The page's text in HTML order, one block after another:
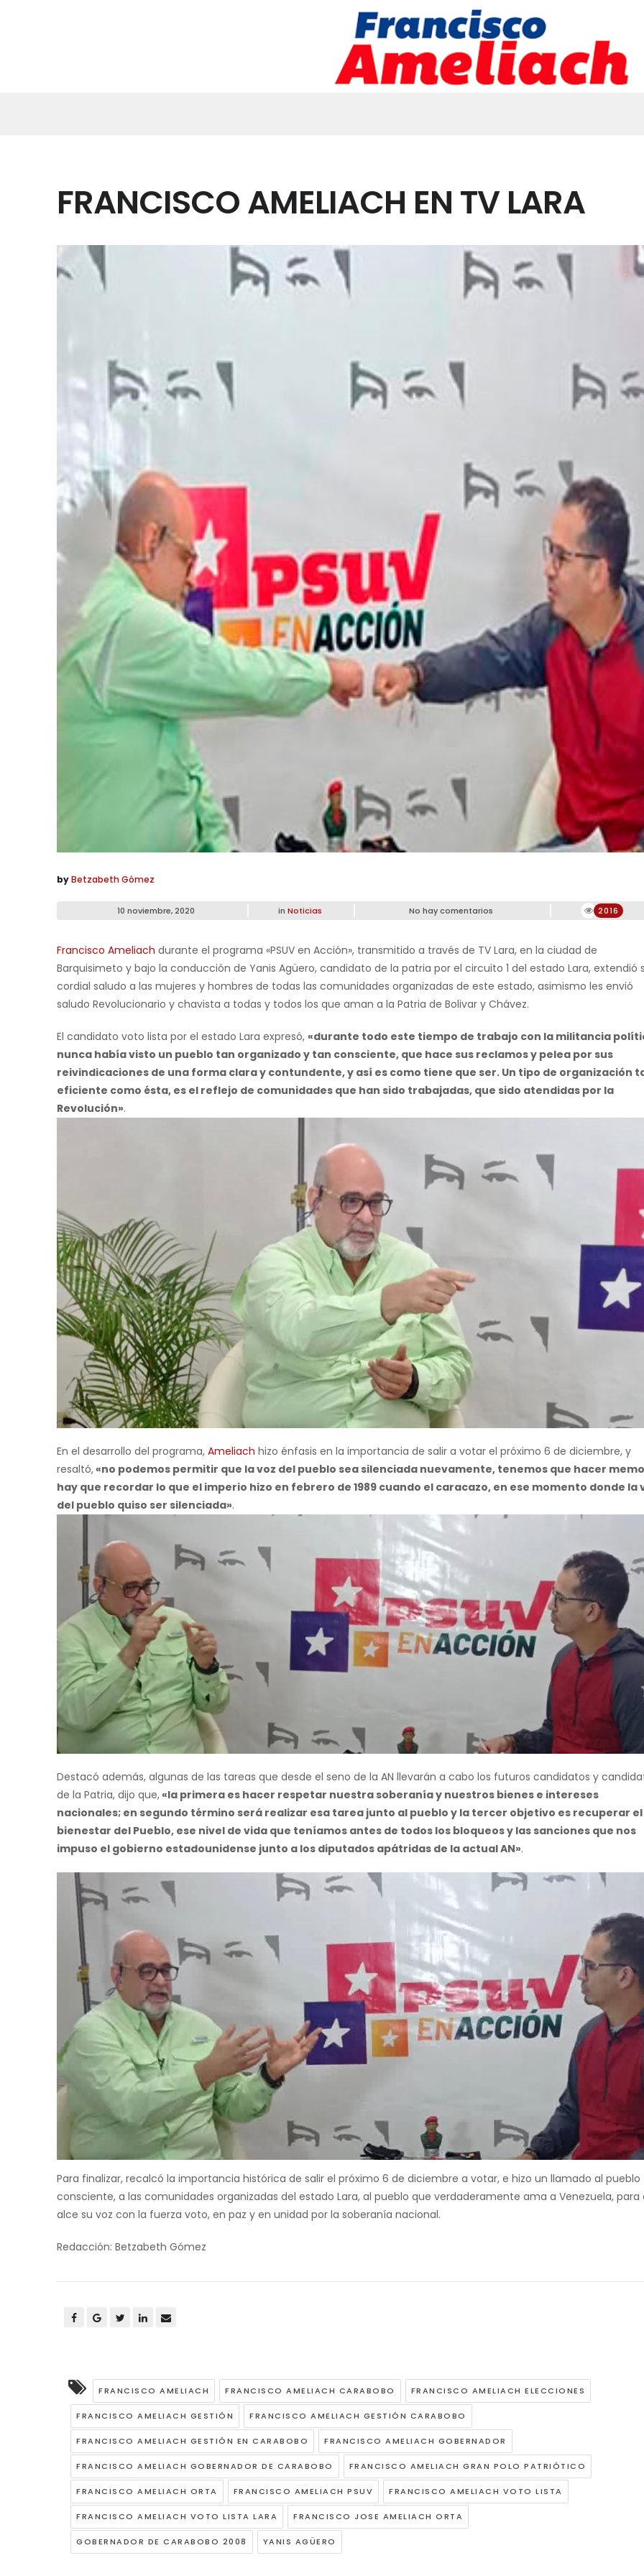
FRANCISCO AMELIACH EN TV LARA
byBetzabeth Gómez
10 noviembre, 2020 in Noticias No hay comentarios 2016
Francisco Ameliach durante el programa «PSUV en Acción», transmitido a través de TV Lara, en la ciudad de
Barquisimeto y bajo la conducción de Yanis Agüero, candidato de la patria por el circuito 1 del estado Lara, extendió
cordial saludo a las mujeres y hombres de todas las comunidades organizadas de este estado, asimismo les envió
saludo Revolucionario y chavista a todas y todos los que aman a la Patria de Bolivar y Chávez.
El candidato voto lista por el estado Lara expresó, «durante todo este tiempo de trabajo con la militancia
nunca había visto un pueblo tan organizado y tan consciente, que hace sus reclamos y pelea por sus
reivindicaciones de una forma clara y contundente, y así es como tiene que ser. Un tipo de organización
eficiente como ésta, es el reflejo de comunidades que han sido trabajadas, que sido atendidas por la
Revolución».
En el desarrollo del programa, Ameliach hizo énfasis en la importancia de salir a votar el próximo 6 de diciembre, y
resaltó,«no podemos permitir que la voz del pueblo sea silenciada nuevamente, tenemos que hacer
hay que recordar lo que el imperio hizo en febrero de 1989 cuando el caracazo, en ese momento donde la
del pueblo quiso ser silenciada».
Destacó además, algunas de las tareas que desde el seno de la AN llevarán a cabo los futuros candidatos y
de la Patria, dijo que,«la primera es hacer respetar nuestra soberanía y nuestros bienes e intereses
nacionales; en segundo término será realizar esa tarea junto al pueblo y la tercer objetivo es recuperar el
bienestar del Pueblo, ese nivel de vida que teníamos antes de todos los bloqueos y las sanciones que nos
impuso el gobierno estadounidense junto a los diputados apátridas de la actual AN».
Para finalizar, recalcó la importancia histórica de salir el próximo 6 de diciembre a votar, e hizo un llamado al pueblo
consciente, a las comunidades organizadas del estado Lara, al pueblo que verdaderamente ama a Venezuela, para
alce su voz con la fuerza voto, en paz y en unidad por la soberanía nacional.
Redacción: Betzabeth Gómez
FRANCISCO AMELIACH FRANCISCO AMELIACH CARABOBO FRANCISCO AMELIACH ELECCIONES
FRANCISCO AMELIACH GESTIÓN FRANCISCO AMELIACH GESTIÓN CARABOBO
FRANCISCO AMELIACH GESTIÓN EN CARABOBO FRANCISCO AMELIACH GOBERNADOR
FRANCISCO AMELIACH GOBERNADOR DE CARABOBO FRANCISCO AMELIACH GRAN POLO PATRIÓTICO
FRANCISCO AMELIACH ORTA FRANCISCO AMELIACH PSUV FRANCISCO AMELIACH VOTO LISTA
FRANCISCO AMELIACH VOTO LISTA LARA FRANCISCO JOSE AMELIACH ORTA
GOBERNADOR DE CARABOBO 2008 YANIS AGÜERO